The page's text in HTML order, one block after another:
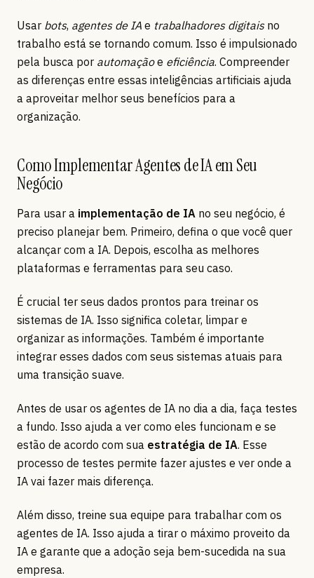
Usar bots, agentes de IA e trabalhadores digitaisno
trabalho está se tornando comum. Isso é impulsionado
pela busca por automaçãoe eficiência. Compreender
as diferenças entre essas inteligências artificiais ajuda
a aproveitar melhor seus benefícios para a
organização.
Como Implementar Agentes de IA em Seu
Negócio
Para usar a implementação de IA no seu negócio, é
preciso planejar bem. Primeiro, defina o que você quer
alcançar com a IA. Depois, escolha as melhores
plataformas e ferramentas para seu caso.
É crucial ter seus dados prontos para treinar os
sistemas de IA. Isso significa coletar, limpar e
organizar as informações. Também é importante
integrar esses dados com seus sistemas atuais para
uma transição suave.
Antes de usar os agentes de IA no dia a dia, faça testes
a fundo. Isso ajuda a ver como eles funcionam e se
estão de acordo com sua estratégia de IA. Esse
processo de testes permite fazer ajustes e ver onde a
IA vai fazer mais diferença.
Além disso, treine sua equipe para trabalhar com os
agentes de IA. Isso ajuda a tirar o máximo proveito da
IA e garante que a adoção seja bem-sucedida na sua
empresa.